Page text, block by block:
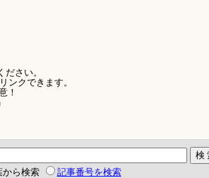
さい。
ンクできます。
！
から検索 記事番号を検索